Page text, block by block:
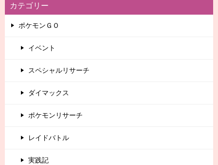
カテゴリー
ポケモンＧＯ
イベント
スペシャルリサーチ
ダイマックス
ポケモンリサーチ
レイドバトル
実践記